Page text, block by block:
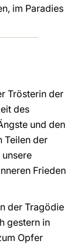
im Paradies
Trösterin der
des
und den
Teilen der
Frieden
der Tragödie
gestern in
Opfer